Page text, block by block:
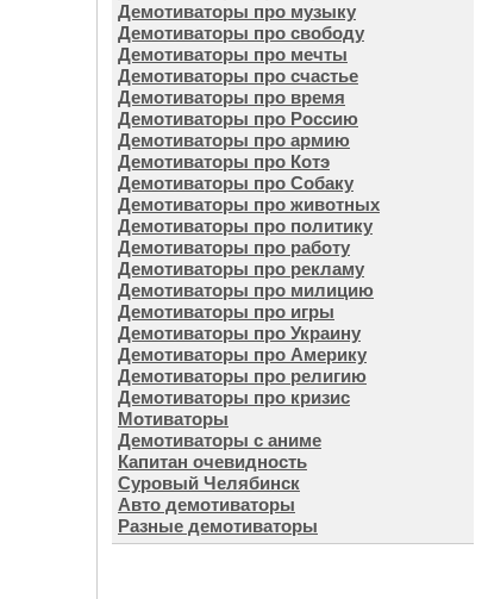
Демотиваторы про музыку
Демотиваторы про свободу
Демотиваторы про мечты
Демотиваторы про счастье
Демотиваторы про время
Демотиваторы про Россию
Демотиваторы про армию
Демотиваторы про Котэ
Демотиваторы про Собаку
Демотиваторы про животных
Демотиваторы про политику
Демотиваторы про работу
Демотиваторы про рекламу
Демотиваторы про милицию
Демотиваторы про игры
Демотиваторы про Украину
Демотиваторы про Америку
Демотиваторы про религию
Демотиваторы про кризис
Мотиваторы
Демотиваторы с аниме
Капитан очевидность
Суровый Челябинск
Авто демотиваторы
Разные демотиваторы